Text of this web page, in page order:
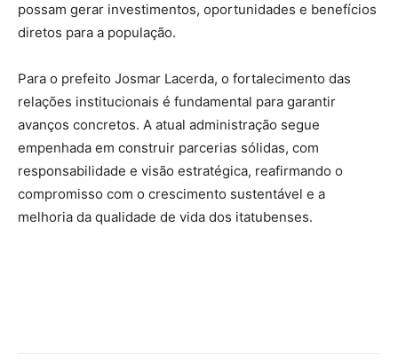
possam gerar investimentos, oportunidades e benefícios
diretos para a população.
Para o prefeito Josmar Lacerda, o fortalecimento das
relações institucionais é fundamental para garantir
avanços concretos. A atual administração segue
empenhada em construir parcerias sólidas, com
responsabilidade e visão estratégica, reafirmando o
compromisso com o crescimento sustentável e a
melhoria da qualidade de vida dos itatubenses.